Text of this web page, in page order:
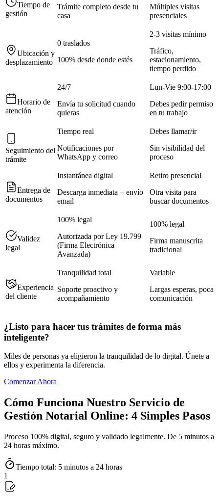
Tiempo de
gestión
Trámite completo desde tu
casa
Múltiples visitas
presenciales
Ubicación y
desplazamiento
0 traslados
100% desde donde estés
2-3 visitas mínimo
Tráfico,
estacionamiento,
tiempo perdido
Horario de
atención
24/7
Envía tu solicitud cuando
quieras
Lun-Vie 9:00-17:00
Debes pedir permiso
en tu trabajo
Seguimiento del
trámite
Tiempo real
Notificaciones por
WhatsApp y correo
Debes llamar/ir
Sin visibilidad del
proceso
Entrega de
documentos
Instantánea digital
Descarga inmediata + envío
email
Retiro presencial
Otra visita para
buscar documentos
Validez
legal
100% legal
Autorizada por Ley 19.799
(Firma Electrónica
Avanzada)
100% legal
Firma manuscrita
tradicional
Experiencia
del cliente
Tranquilidad total
Soporte proactivo y
acompañamiento
Variable
Largas esperas, poca
comunicación
¿Listo para hacer tus trámites de forma más
inteligente?
Miles de personas ya eligieron la tranquilidad de lo digital. Únete a
ellos y experimenta la diferencia.
Comenzar Ahora
Cómo Funciona Nuestro Servicio de
Gestión Notarial Online: 4 Simples Pasos
Proceso 100% digital, seguro y validado legalmente. De 5 minutos a
24 horas máximo.
Tiempo total: 5 minutos a 24 horas
1